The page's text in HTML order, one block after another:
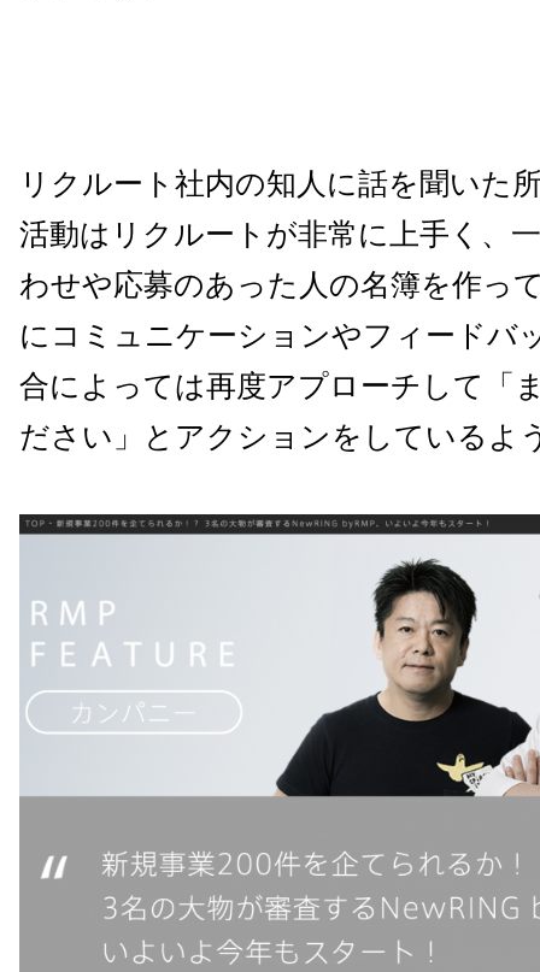
リクルート社内の知人に話を聞いた
活動はリクルートが非常に上手く、
わせや応募のあった人の名簿を作っ
にコミュニケーションやフィードバ
合によっては再度アプローチして「
ださい」とアクションをしているよ